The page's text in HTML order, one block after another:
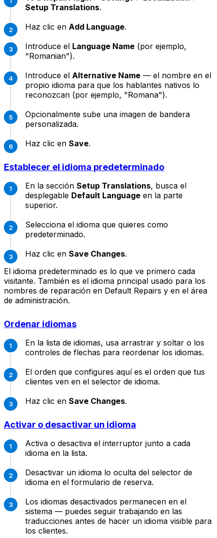
Setup Translations.
Haz clic en Add Language.
Introduce el Language Name (por ejemplo,
"Romanian").
Introduce el Alternative Name — el nombre en el
propio idioma para que los hablantes nativos lo
reconozcan (por ejemplo, "Romana").
Opcionalmente sube una imagen de bandera
personalizada.
Haz clic en Save.
Establecer el idioma predeterminado
En la sección Setup Translations, busca el
desplegable Default Language en la parte
superior.
Selecciona el idioma que quieres como
predeterminado.
Haz clic en Save Changes.
El idioma predeterminado es lo que ve primero cada
visitante. También es el idioma principal usado para los
nombres de reparación en Default Repairs y en el área
de administración.
Ordenar idiomas
En la lista de idiomas, usa arrastrar y soltar o los
controles de flechas para reordenar los idiomas.
El orden que configures aquí es el orden que tus
clientes ven en el selector de idioma.
Haz clic en Save Changes.
Activar o desactivar un idioma
Activa o desactiva el interruptor junto a cada
idioma en la lista.
Desactivar un idioma lo oculta del selector de
idioma en el formulario de reserva.
Los idiomas desactivados permanecen en el
sistema — puedes seguir trabajando en las
traducciones antes de hacer un idioma visible para
los clientes.